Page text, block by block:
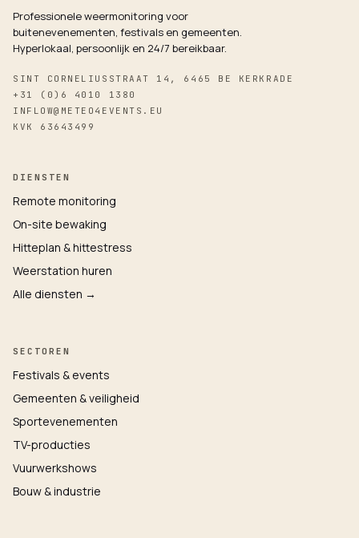
Professionele weermonitoring voor
buitenevenementen, festivals en gemeenten.
Hyperlokaal, persoonlijk en 24/7 bereikbaar.
SINT CORNELIUSSTRAAT 14, 6465 BE KERKRADE
+31 (0)6 4010 1380
INFLOW@METEO4EVENTS.EU
KVK 63643499
DIENSTEN
Remote monitoring
On-site bewaking
Hitteplan & hittestress
Weerstation huren
Alle diensten →
SECTOREN
Festivals & events
Gemeenten & veiligheid
Sportevenementen
TV-producties
Vuurwerkshows
Bouw & industrie